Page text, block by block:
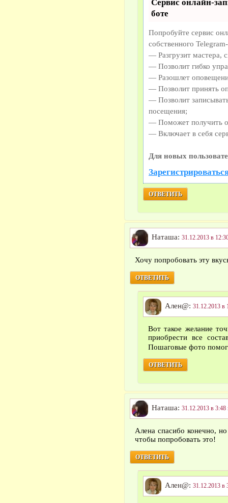
Сервис онлайн-
боте
Попробуйте сервис
собственного
— Разгрузит мастера,
— Позволит гибко
— Разошлет
— Позволит принять
— Позволит
посещения;
— Поможет получить
— Включает в себя
Для новых
ОТВЕТИТЬ
Наташа: 31.12.2013 в
Хочу попробовать эту
ОТВЕТИТЬ
Ален@: 31.12.2013 в
Вот такое желание
приобрести все
Пошаговые фото
ОТВЕТИТЬ
Наташа: 31.12.2013 в 3:48
Алена спасибо конечно,
чтобы попробовать это!
ОТВЕТИТЬ
Ален@: 31.12.2013 в